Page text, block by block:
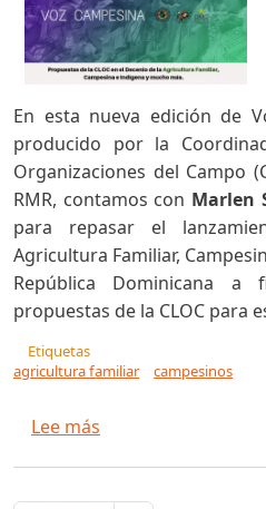
En esta nueva edición de
producido por la
Organizaciones del Campo
RMR, contamos con Marlen
para repasar el
Agricultura Familiar,
República Dominicana
propuestas de la CLOC para
Etiquetas
agricultura familiar
campesinos
Lee más